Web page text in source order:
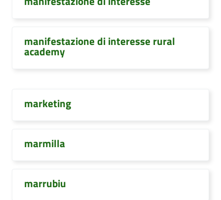
manifestazione di interesse rural
academy
marketing
marmilla
marrubiu